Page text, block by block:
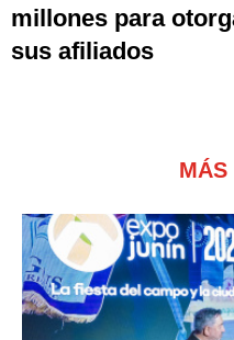
millones para
sus afiliados
MÁS